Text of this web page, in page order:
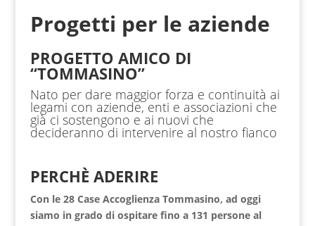
Progetti per le aziende
PROGETTO AMICO DI
“TOMMASINO”
Nato per dare maggior forza e continuità ai
legami con aziende, enti e associazioni che
già ci sostengono e ai nuovi che
decideranno di intervenire al nostro fianco
PERCHÈ ADERIRE
Con le 28 Case Accoglienza Tommasino, ad oggi
siamo in grado di ospitare fino a 131 persone al